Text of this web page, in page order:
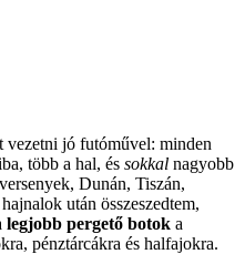
vezetni jó futóművel: minden
több a hal, és sokkal nagyobb
Dunán, Tiszán,
után összeszedtem,
legjobb pergető botok a
pénztárcákra és halfajokra.